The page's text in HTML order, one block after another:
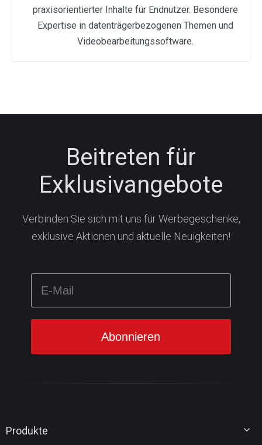
praxisorientierter Inhalte für Endnutzer. Besondere
Expertise in datenträgerbezogenen Themen und
Videobearbeitungssoftware.
Beitreten für
Exklusivangebote
Verbinden Sie sich mit uns für Werbegeschenke,
exklusive Aktionen und aktuelle Neuigkeiten!
Produkte